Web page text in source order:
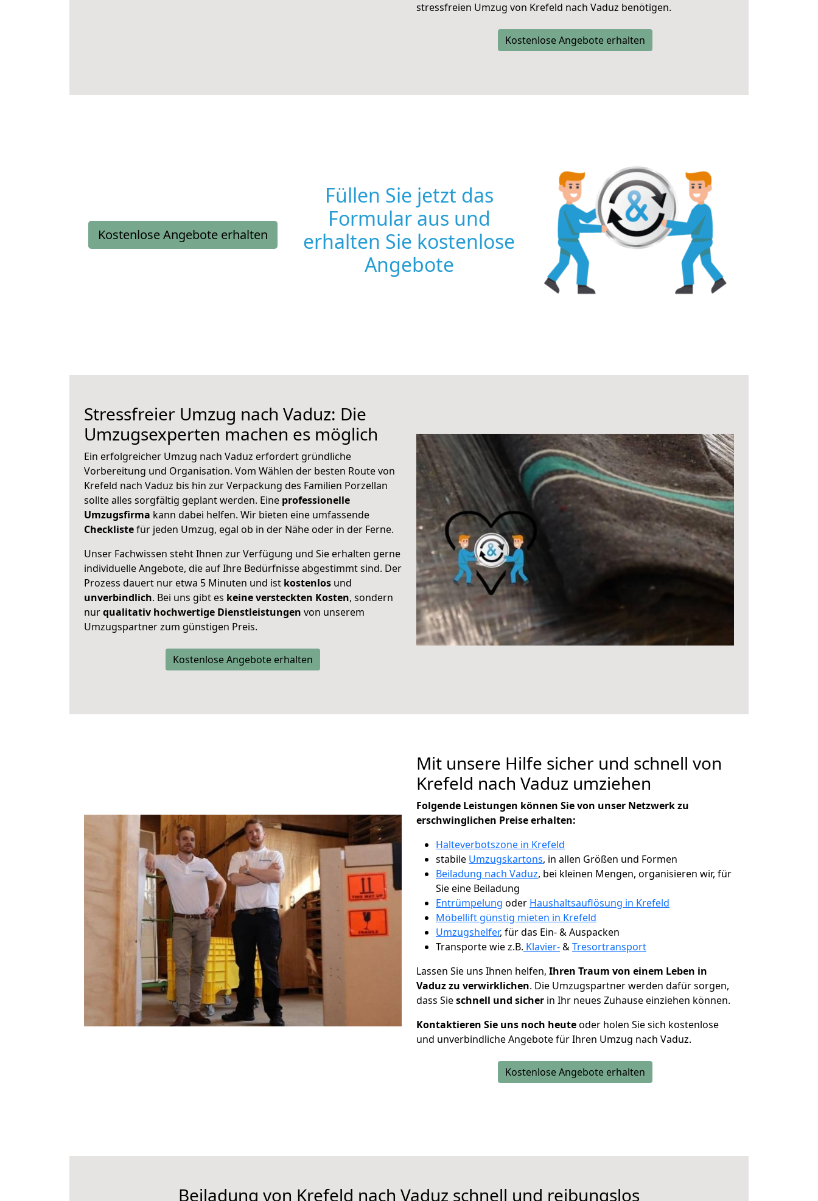
stressfreien Umzug von Krefeld nach Vaduz benötigen.
Kostenlose Angebote erhalten
Kostenlose Angebote erhalten
Füllen Sie jetzt das
Formular aus und
erhalten Sie kostenlose
Angebote
Stressfreier Umzug nach Vaduz: Die
Umzugsexperten machen es möglich
Ein erfolgreicher Umzug nach Vaduz erfordert gründliche
Vorbereitung und Organisation. Vom Wählen der besten Route von
Krefeld nach Vaduz bis hin zur Verpackung des Familien Porzellan
sollte alles sorgfältig geplant werden. Eine professionelle
Umzugsfirma kann dabei helfen. Wir bieten eine umfassende
Checklistefür jeden Umzug, egal ob in der Nähe oder in der Ferne.
Unser Fachwissen steht Ihnen zur Verfügung und Sie erhalten gerne
individuelle Angebote, die auf Ihre Bedürfnisse abgestimmt sind. Der
Prozess dauert nur etwa 5 Minuten und ist kostenlos und
unverbindlich. Bei uns gibt es keine versteckten Kosten, sondern
nurqualitativ hochwertige Dienstleistungen von unserem
Umzugspartner zum günstigen Preis.
Kostenlose Angebote erhalten
Mit unsere Hilfe sicher und schnell von
Krefeld nach Vaduz umziehen
Folgende Leistungen können Sie von unser Netzwerk zu
erschwinglichen Preise erhalten:
Halteverbotszone in Krefeld
stabile Umzugskartons, in allen Größen und Formen
Beiladung nach Vaduz, bei kleinen Mengen, organisieren wir, für
Sie eine Beiladung
Entrümpelung oder Haushaltsauflösung in Krefeld
Möbellift günstig mieten in Krefeld
Umzugshelfer, für das Ein- & Auspacken
Transporte wie z.B. Klavier-&Tresortransport
Lassen Sie uns Ihnen helfen, Ihren Traum von einem Leben in
Vaduz zu verwirklichen. Die Umzugspartner werden dafür sorgen,
dass Sieschnell und sicher in Ihr neues Zuhause einziehen können.
Kontaktieren Sie uns noch heuteoder holen Sie sich kostenlose
und unverbindliche Angebote für Ihren Umzug nach Vaduz.
Kostenlose Angebote erhalten
Beiladung von Krefeld nach Vaduz schnell und reibungslos